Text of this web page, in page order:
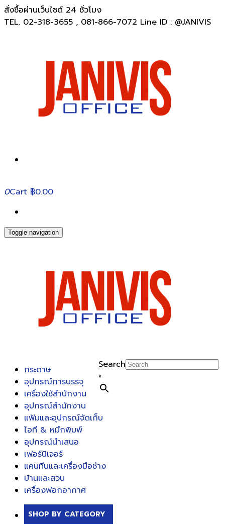
สั่งซื้อผ่านเว็บไซต์ 24 ชั่วโมง
TEL. 02-318-3655 , 081-866-7072 Line ID : @JANIVIS
0Cart ฿0.00
Toggle navigation
Search
×
กระดาษ
อุปกรณ์การบรรจุ
เครื่องใช้สำนักงาน
อุปกรณ์สำนักงาน
แฟ้มและอุปกรณ์จัดเก็บ
ไอที & หมึกพิมพ์
อุปกรณ์นำเสนอ
เฟอร์นิเจอร์
แคนทีนและเครื่องมือช่าง
บ้านและสวน
เครื่องฟอกอากาศ
SHOP BY CATEGORY